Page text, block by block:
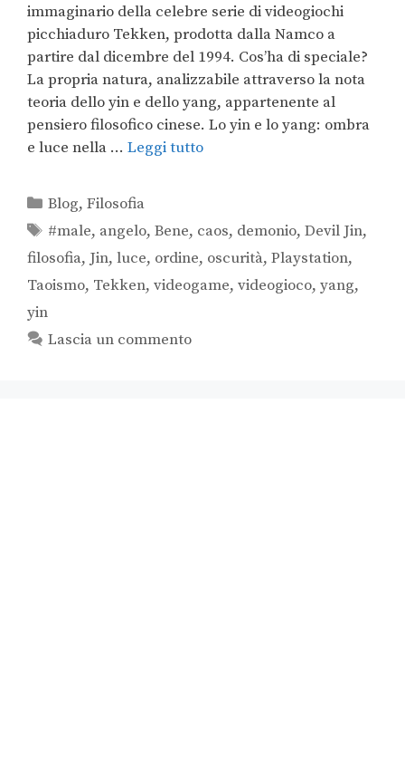
immaginario della celebre serie di videogiochi
picchiaduro Tekken, prodotta dalla Namco a
partire dal dicembre del 1994. Cos’ha di speciale?
La propria natura, analizzabile attraverso la nota
teoria dello yin e dello yang, appartenente al
pensiero filosofico cinese. Lo yin e lo yang: ombra
e luce nella … Leggi tutto
Blog,Filosofia
#male, angelo,Bene, caos, demonio,Devil Jin,
filosofia, Jin, luce, ordine, oscurità, Playstation,
Taoismo, Tekken, videogame, videogioco, yang,
yin
Lascia un commento